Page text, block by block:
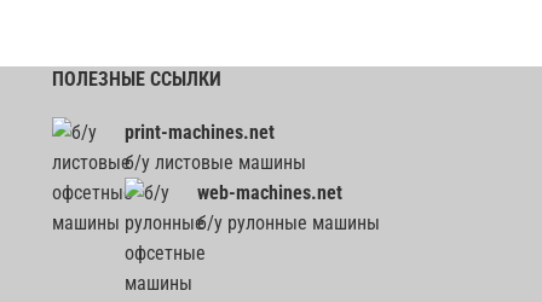
ПОЛЕЗНЫЕ ССЫЛКИ
print-machines.net
б/у листовые машины
web-machines.net
б/у рулонные машины